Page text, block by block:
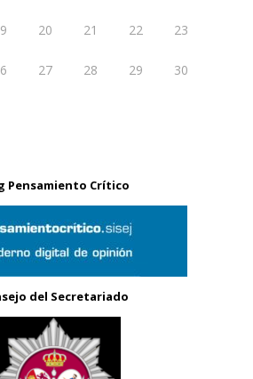
20 21 22 23
27 28 29 30
Pensamiento Crítico
del Secretariado